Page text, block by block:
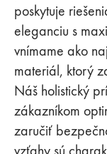
poskytuje
eleganciu s
vnímame ako
materiál, ktorý
Náš holistický
zákazníkom
zaručiť
vzťahy sú